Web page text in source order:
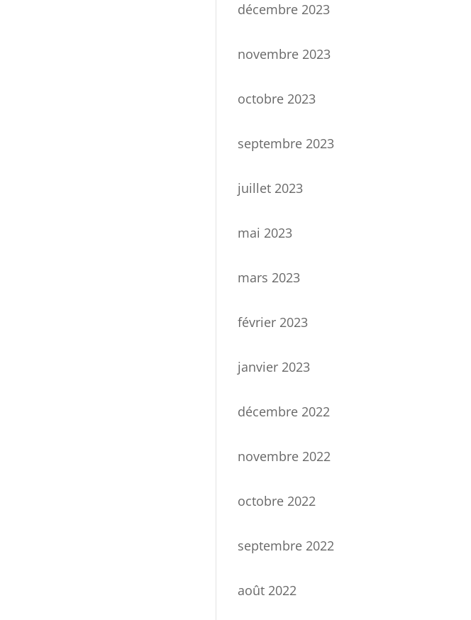
décembre 2023
novembre 2023
octobre 2023
septembre 2023
juillet 2023
mai 2023
mars 2023
février 2023
janvier 2023
décembre 2022
novembre 2022
octobre 2022
septembre 2022
août 2022